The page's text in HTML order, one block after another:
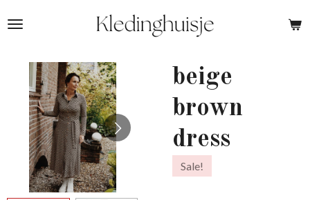
direct
hoofdinhoud
beige
brown
dress
Sale!